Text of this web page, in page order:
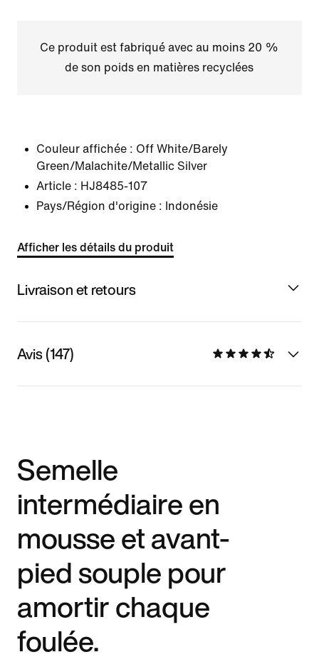
Ce produit est fabriqué avec au moins 20 %
de son poids en matières recyclées
Couleur affichée : Off White/Barely
Green/Malachite/Metallic Silver
Article : HJ8485-107
Pays/Région d'origine : Indonésie
Afficher les détails du produit
Livraison et retours
Avis (147)
Semelle
intermédiaire en
mousse et avant-
pied souple pour
amortir chaque
foulée.